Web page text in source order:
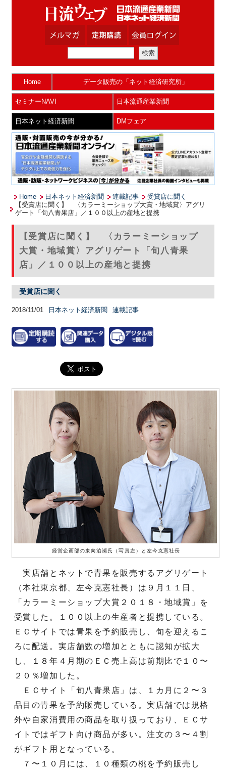
Home データ販売の「ネット経済研究所」
セミナーNAVI 日本流通産業新聞
日本ネット経済新聞 DMフェア
Home 日本ネット経済新聞 連載記事
受賞店に聞く
【受賞店に聞く】 〈カラーミーショップ大賞・地域賞〉アグリ
ゲート「旬八青果店」／１００以上の産地と提携
【受賞店に聞く】 〈カラーミーショップ
大賞・地域賞〉アグリゲート「旬八青果
店」／１００以上の産地と提携
受賞店に聞く
2018/11/01 日本ネット経済新聞 連載記事
経営企画部の東向泊瀬氏（写真左）と左今克憲社長
実店舗とネットで青果を販売するアグリゲート
（本社東京都、左今克憲社長）は９月１１日、
「カラーミーショップ大賞２０１８・地域賞」を
受賞した。１００以上の生産者と提携している。
ＥＣサイトでは青果を予約販売し、旬を迎えるこ
ろに配送。実店舗数の増加とともに認知が拡大
し、１８年４月期のＥＣ売上高は前期比で１０〜
２０％増加した。
ＥＣサイト「旬八青果店」は、１カ月に２〜３
品目の青果を予約販売している。実店舗では規格
外や自家消費用の商品を取り扱っており、ＥＣサ
イトではギフト向け商品が多い。注文の３〜４割
がギフト用となっている。
７〜１０月には、１０種類の桃を予約販売し